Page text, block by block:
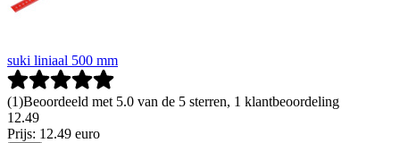
suki liniaal 500 mm
(1)Beoordeeld met 5.0 van de 5 sterren, 1 klantbeoordeling
12.49
Prijs: 12.49 euro